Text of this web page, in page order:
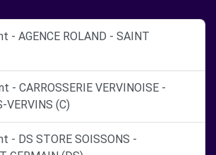
- AGENCE ROLAND - SAINT
- CARROSSERIE VERVINOISE -
VERVINS (C)
- DS STORE SOISSONS -